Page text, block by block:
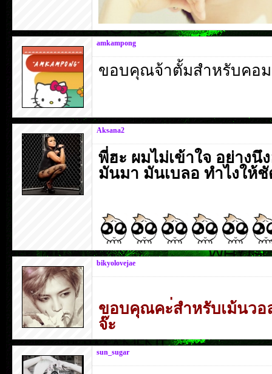
amkampong
ขอบคุณจ้าตั้มสำหรับคอ
Aksana2
พี่ฮะ ผมไม่เข้าใจ อย่าง
มันมา มันเบลอ ทำไงให้
bikyolovejae
ขอบคุณคะ่สำหรับเม้นว
จ๊ะ
sun_sugar